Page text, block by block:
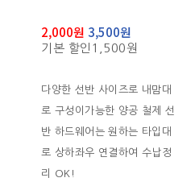
2,000원 3,500원
기본 할인 1,500원
다양한 선반 사이즈로 내맘대
로 구성이가능한 양공 철제 선
반 하드웨어는 원하는 타입대
로 상하좌우 연결하여 수납정
리 OK!